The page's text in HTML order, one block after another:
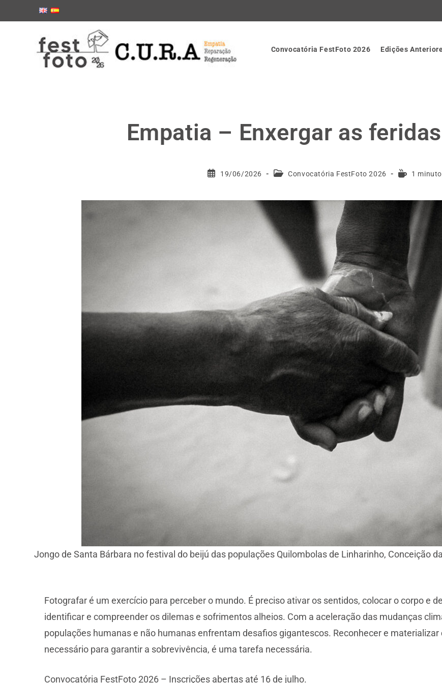
Convocatória FestFoto 2026 Edições
Empatia – Enxergar as
19/06/2026 Convocatória FestFoto 2026 1
Jongo de Santa Bárbara no festival do beijú das populações Quilombolas de Linharinho, Conceição
Fotografar é um exercício para perceber o mundo. É preciso ativar os sentidos, colocar o corpo e
identificar e compreender os dilemas e sofrimentos alheios. Com a aceleração das mudanças
populações humanas e não humanas enfrentam desafios gigantescos. Reconhecer e
necessário para garantir a sobrevivência, é uma tarefa necessária.
Convocatória FestFoto 2026 – Inscrições abertas até 16 de julho.